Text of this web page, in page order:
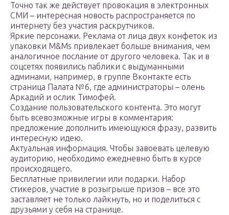
Точно так же действует провокация в электронных
СМИ – интересная новость распространяется по
интернету без участия раскрутчиков.
Яркие персонажи. Реклама от лица двух конфеток из
упаковки M&Ms привлекает больше внимания, чем
аналогичное послание от другого человека. Так и в
соцсетях появились паблики с выдуманными
админами, например, в группе Вконтакте есть
страница Палата №6, где администраторы – олень
Аркадий и ослик Тимофей.
Создание пользовательского контента. Это могут
быть всевозможные игры в комментария:
предложение дополнить имеющуюся фразу, развить
интересную идею.
Актуальная информация. Чтобы завоевать целевую
аудиторию, необходимо ежедневно быть в курсе
происходящего.
Бесплатные привилегии или подарки. Набор
стикеров, участие в розыгрыше призов – все это
заставляет не только лайкнуть, но и поделиться с
друзьями у себя на странице.